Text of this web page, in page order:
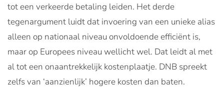
tot een verkeerde betaling leiden. Het derde
tegenargument luidt dat invoering van een unieke alias
alleen op nationaal niveau onvoldoende efficiënt is,
maar op Europees niveau wellicht wel. Dat leidt al met
al tot een onaantrekkelijk kostenplaatje. DNB spreekt
zelfs van ‘aanzienlijk’ hogere kosten dan baten.